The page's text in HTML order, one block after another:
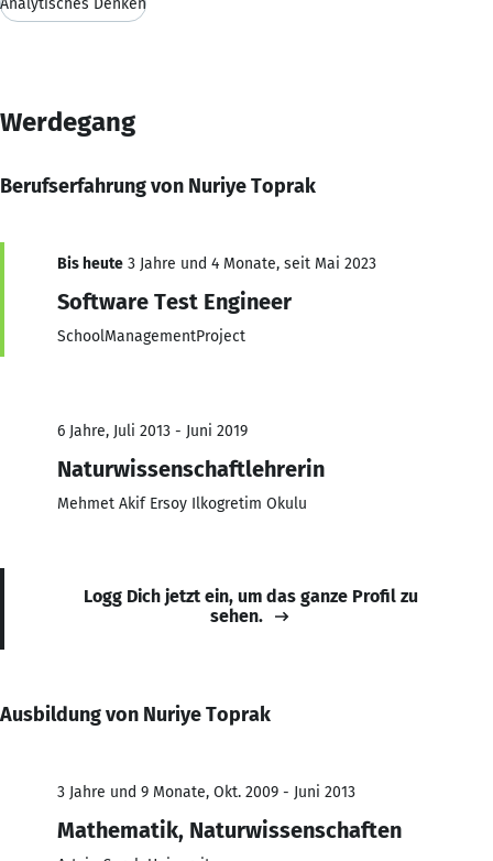
Werdegang
Berufserfahrung von Nuriye Toprak
Bis heute 3 Jahre und 4 Monate, seit Mai 2023
Software Test Engineer
SchoolManagementProject
6 Jahre, Juli 2013 - Juni 2019
Naturwissenschaftlehrerin
Mehmet Akif Ersoy Ilkogretim Okulu
Logg Dich jetzt ein, um das ganze Profil zu
sehen.
Ausbildung von Nuriye Toprak
3 Jahre und 9 Monate, Okt. 2009 - Juni 2013
Mathematik, Naturwissenschaften